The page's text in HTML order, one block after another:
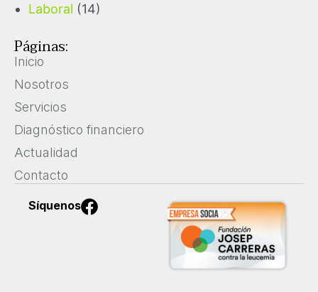
Laboral (14)
Páginas:
Inicio
Nosotros
Servicios
Diagnóstico financiero
Actualidad
Contacto
Síquenos F
a